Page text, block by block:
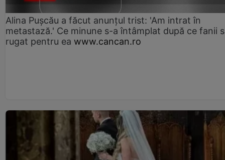
Alina Pușcău a făcut anunțul trist: 'Am intrat în
metastază.' Ce minune s-a întâmplat după ce fanii
rugat pentru ea www.cancan.ro